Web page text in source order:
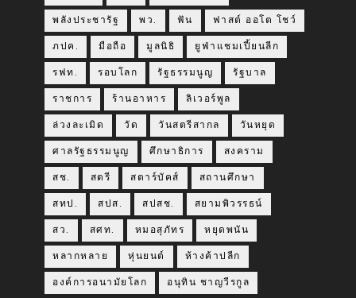
พลังประชารัฐ พว. ฟัน ฟาสต์ ออโต โชว์
ภปค. มือถือ มูลนิธิ ยูฟ่าแชมเปี้ยนลีก
รฟท. รอบโลก รัฐธรรมนูญ รัฐบาล
ราชการ ร้านอาหาร ลิเวอร์พูล
ล่วงละเมิด วัด วันสตรีสากล วันหยุด
ศาลรัฐธรรมนูญ ศึกษาธิการ สงคราม
สช. สตรี สตาร์บัคส์ สถานศึกษา
สทป. สปส. สปสช. สยามพิวรรธน์
สว. สศท. หมอสุภัทร หยุดพนัน
หลากหลาย หุ่นยนต์ ห้างค้าปลีก
องค์การอนามัยโลก อนุทิน ชาญวีรกูล